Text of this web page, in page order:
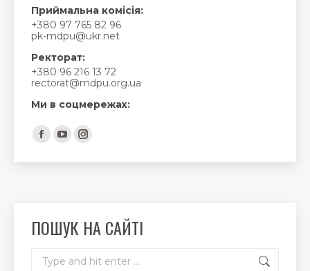
Приймальна комісія:
+380 97 765 82 96
pk-mdpu@ukr.net
Ректорат:
+380 96 216 13 72
rectorat@mdpu.org.ua
Ми в соцмережах:
Find us on:
Facebook
page
window
YouTube
page
window
Instagram
page
window
ПОШУК НА САЙТІ